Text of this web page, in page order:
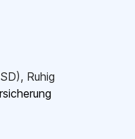
), Ruhig